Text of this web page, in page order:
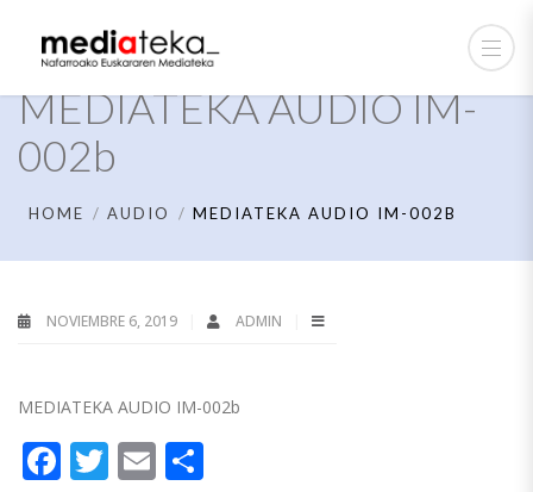
MEDIATEKA AUDIO IM-
002b
HOME AUDIO MEDIATEKA AUDIO IM-002B
NOVIEMBRE 6, 2019 ADMIN
MEDIATEKA AUDIO IM-002b
Facebook
Twitter
Email